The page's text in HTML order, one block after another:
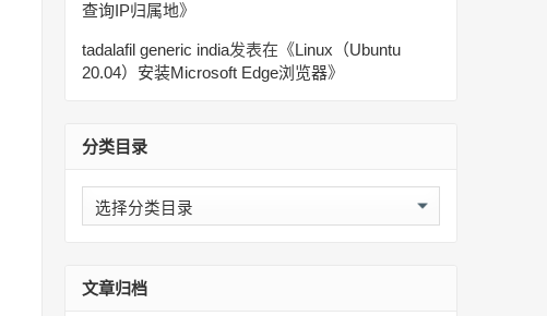
查询IP归属地》
tadalafil generic india发表在《Linux（Ubuntu
20.04）安装Microsoft Edge浏览器》
分类目录
分
类
文章归档